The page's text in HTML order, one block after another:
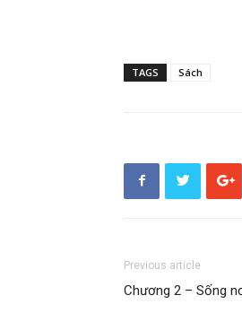
TAGS Sách
Previous article
Chương 2 – Sống